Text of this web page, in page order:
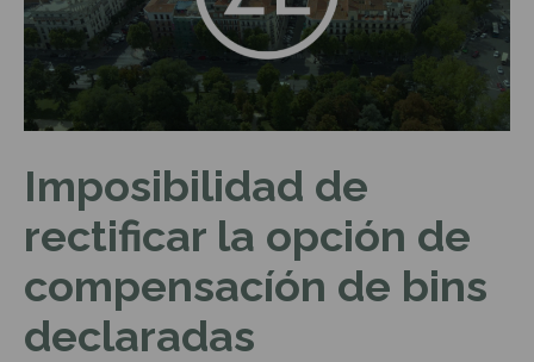
Imposibilidad de
rectificar la opción de
compensacíón de bins
declaradas